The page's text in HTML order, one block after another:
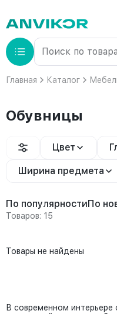
Главная Каталог
Обувницы
Цвет
Ширина предмета
По популярностиПо
Товаров: 15
Товары не найдены
В современном